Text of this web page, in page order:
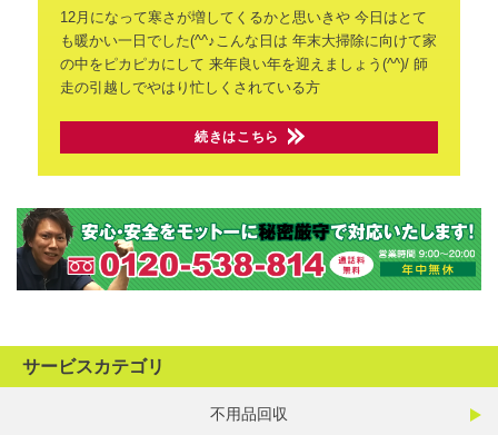
12月になって寒さが増してくるかと思いきや今日はとて
も暖かい一日でした(^^♪こんな日は 年末大掃除に向けて家
の中をピカピカにして 来年良い年を迎えましょう(^^)/ 師
走の引越しでやはり忙しくされている方
続きはこちら
サービスカテゴリ
不用品回収